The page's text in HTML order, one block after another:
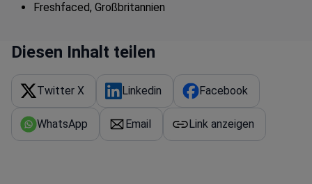
Freshfaced, Großbritannien
Diesen Inhalt teilen
Twitter X Linkedin Facebook
WhatsApp Email Link anzeigen